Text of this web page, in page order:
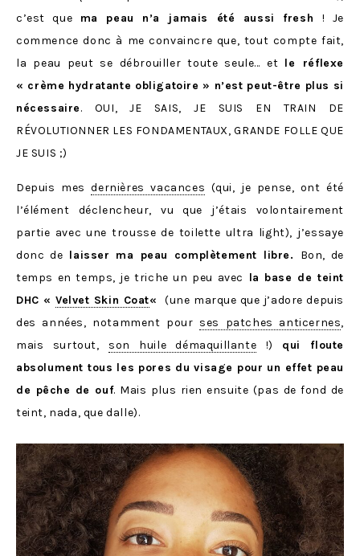
c’est que ma peau n’a jamais été aussi fresh ! Je
commence donc à me convaincre que, tout compte fait,
la peau peut se débrouiller toute seule… et le réflexe
« crème hydratante obligatoire » n’est peut-être plus si
nécessaire. OUI, JE SAIS, JE SUIS EN TRAIN DE
RÉVOLUTIONNER LES FONDAMENTAUX, GRANDE FOLLE QUE
JE SUIS ;)
Depuis mesdernières vacances (qui, je pense, ont été
l’élément déclencheur, vu que j’étais volontairement
partie avec une trousse de toilette ultra light), j’essaye
donc de laisser ma peau complètement libre. Bon, de
temps en temps, je triche un peu avec la base de teint
DHC « Velvet Skin Coat«
(une marque que j’adore depuis
des années, notamment pour ses patches anticernes,
mais surtout, son huile démaquillante !) qui floute
absolument tous les pores du visage pour un effet peau
de pêche de ouf. Mais plus rien ensuite (pas de fond de
teint, nada, que dalle).